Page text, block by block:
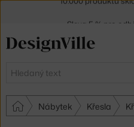
Hledat
Nábytek Křesla
30 dní na